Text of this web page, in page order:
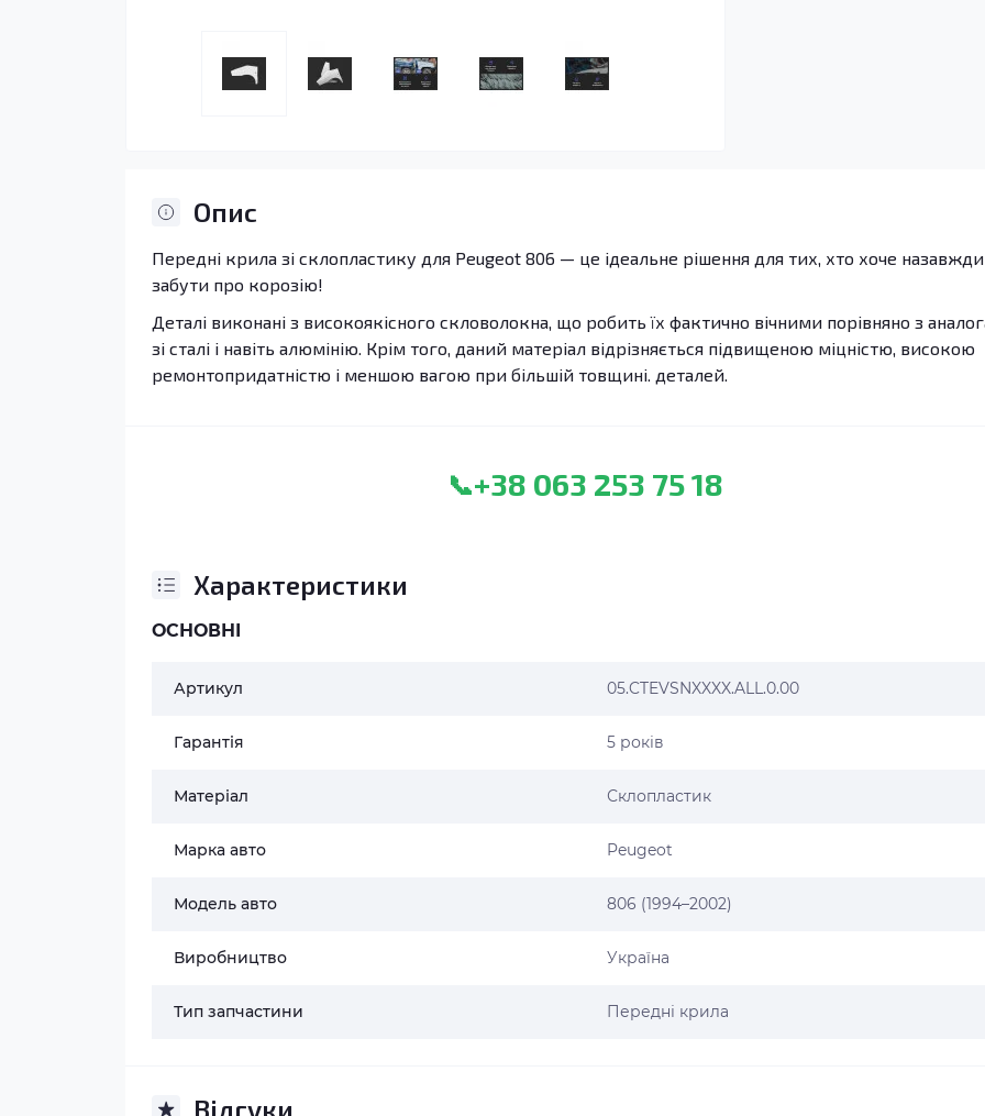
Опис
Передні крила зі склопластику для Peugeot 806 — це ідеальне рішення для тих, хто хоче назавжди
забути про корозію!
Деталі виконані з високоякісного скловолокна, що робить їх фактично вічними порівняно з
зі сталі і навіть алюмінію. Крім того, даний матеріал відрізняється підвищеною міцністю, високою
ремонтопридатністю і меншою вагою при більшій товщині. деталей.
📞+38 063 253 75 18
Характеристики
ОСНОВНІ
Артикул 05.CTEVSNXXXX.ALL.0.00
Гарантія 5 років
Матеріал Склопластик
Марка авто Peugeot
Модель авто 806 (1994–2002)
Виробництво Україна
Тип запчастини Передні крила
Відгуки